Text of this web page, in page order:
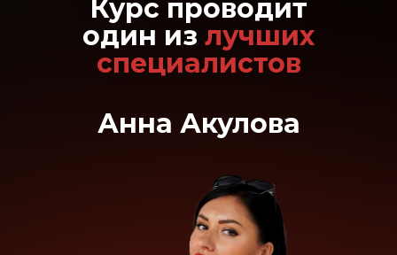
Анна Акулова
Курс проводит
один из лучших
специалистов